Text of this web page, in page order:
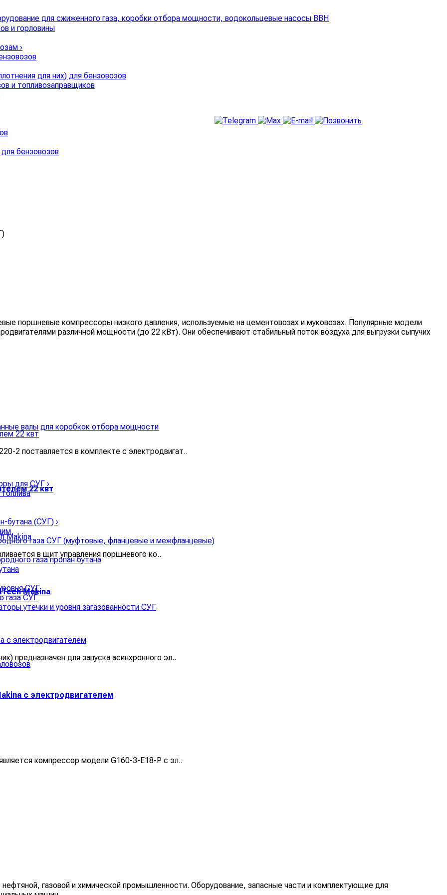
и горловины
›
для них) для бензовозов
и топливозаправщиков
бензовозов
валы для коробкок отбора мощности
для СУГ ›
бутана (СУГ) ›
газа СУГ (муфтовые, фланцевые и межфланцевые)
газа пропан бутана
СУГ
газа СУГ
утечки и уровня загазованности СУГ
поршневые компрессоры низкого давления, используемые на цементовозах и муковозах. Популярные модели
различной мощности (до 22 кВт). Они обеспечивают стабильный поток воздуха для выгрузки сыпучих
2 поставляется в комплекте c электродвигат..
22 квт
в щит управления поршневого ко..
Makina
предназначен для запуска асинхронного эл..
с электродвигателем
компрессор модели G160-3-E18-P c эл..
газовой и химической промышленности. Оборудование, запасные части и комплектующие для